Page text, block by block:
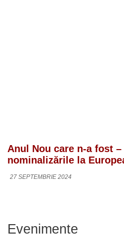
Anul Nou care n-a fost
nominalizările la
27 SEPTEMBRIE 2024
Evenimente